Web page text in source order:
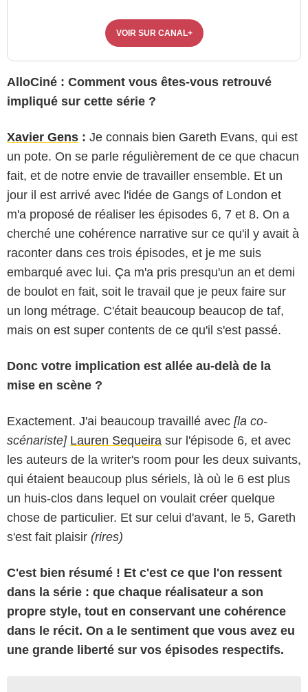
VOIR SUR CANAL+
AlloCiné : Comment vous êtes-vous retrouvé
impliqué sur cette série ?
Xavier Gens : Je connais bien Gareth Evans, qui est
un pote. On se parle régulièrement de ce que chacun
fait, et de notre envie de travailler ensemble. Et un
jour il est arrivé avec l'idée de Gangs of London et
m'a proposé de réaliser les épisodes 6, 7 et 8. On a
cherché une cohérence narrative sur ce qu'il y avait à
raconter dans ces trois épisodes, et je me suis
embarqué avec lui. Ça m'a pris presqu'un an et demi
de boulot en fait, soit le travail que je peux faire sur
un long métrage. C'était beaucoup beaucop de taf,
mais on est super contents de ce qu'il s'est passé.
Donc votre implication est allée au-delà de la
mise en scène ?
Exactement. J'ai beaucoup travaillé avec [la co-
scénariste] Lauren Sequeira sur l'épisode 6, et avec
les auteurs de la writer's room pour les deux suivants,
qui étaient beaucoup plus sériels, là où le 6 est plus
un huis-clos dans lequel on voulait créer quelque
chose de particulier. Et sur celui d'avant, le 5, Gareth
s'est fait plaisir (rires)
C'est bien résumé ! Et c'est ce que l'on ressent
dans la série : que chaque réalisateur a son
propre style, tout en conservant une cohérence
dans le récit. On a le sentiment que vous avez eu
une grande liberté sur vos épisodes respectifs.